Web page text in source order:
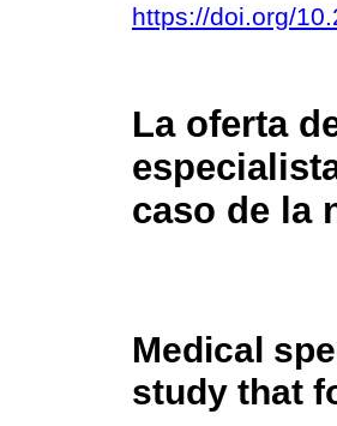
https://doi.org/
La oferta
caso de la
Medical
study that